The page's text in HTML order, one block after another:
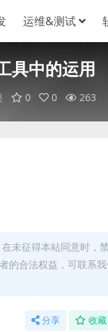
运维&测试
具中的运用
0 0 263
未征得本站同意时，
的合法权益，可联系
分享 收藏